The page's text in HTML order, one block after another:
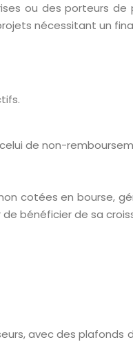
ou des porteurs
nécessitant un
de non-
cotées en bourse,
bénéficier de sa
avec des plafonds